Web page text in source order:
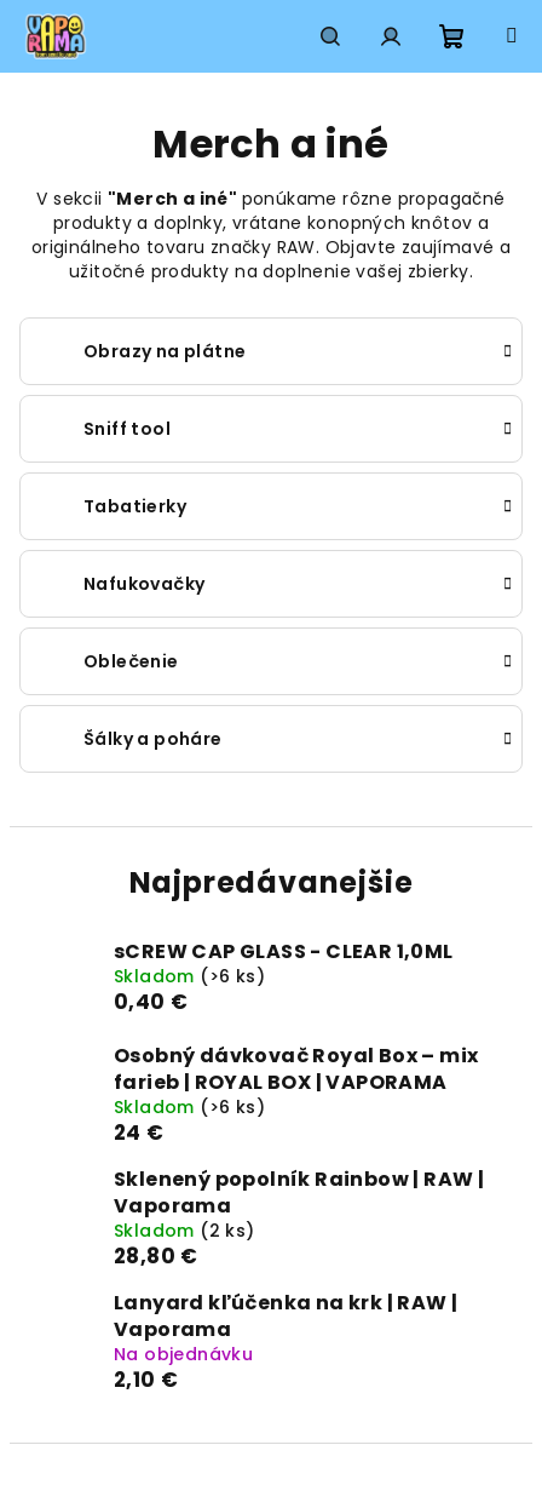
Prejsť
obsah
HľadaťPrihlásenie
Merch a iné
V sekcii "Merch a iné" ponúkame rôzne propagačné
produkty a doplnky, vrátane konopných knôtov a
originálneho tovaru značky RAW. Objavte zaujímavé a
užitočné produkty na doplnenie vašej zbierky.
Obrazy na plátne
Sniff tool
Tabatierky
Nafukovačky
Oblečenie
Šálky a poháre
Najpredávanejšie
sCREW CAP GLASS - CLEAR 1,0ML
Skladom (>6 ks)
0,40 €
Osobný dávkovač Royal Box – mix
farieb | ROYAL BOX | VAPORAMA
Skladom (>6 ks)
24 €
Sklenený popolník Rainbow | RAW |
Vaporama
Skladom (2 ks)
28,80 €
Lanyard kľúčenka na krk | RAW |
Vaporama
Na objednávku
2,10 €